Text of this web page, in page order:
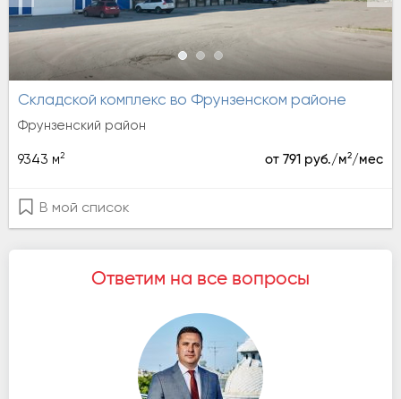
Складской комплекс во Фрунзенском районе
Фрунзенский район
9343 м2 от 791 руб./м2/мес
В мой список
Ответим на все вопросы